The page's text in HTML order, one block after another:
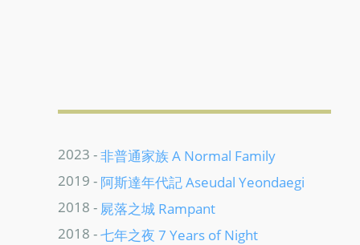
2023 -非普通家族 A Normal Family
2019 - 阿斯達年代記 Aseudal Yeondaegi
2018 - 屍落之城 Rampant
2018 -七年之夜 7 Years of Night